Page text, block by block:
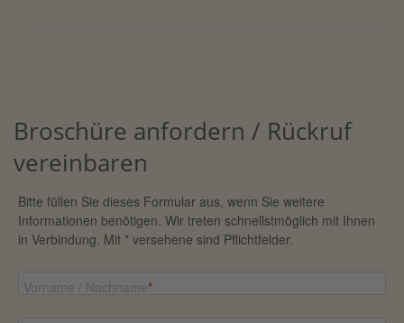
Broschüre anfordern / Rückruf
vereinbaren
Bitte füllen Sie dieses Formular aus, wenn Sie weitere
Informationen benötigen. Wir treten schnellstmöglich mit Ihnen
in Verbindung. Mit * versehene sind Pflichtfelder.
Vorname / Nachname*